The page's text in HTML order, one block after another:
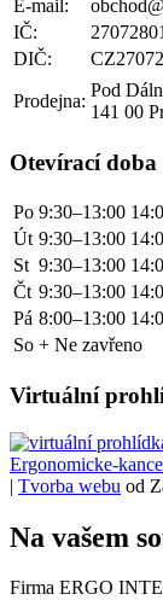
E-mail:
IČ:
27072801
DIČ:
Prodejna:
Pod
141 00
Otevírací doba
Po 9:30–13:00
Út 9:30–13:00
St 9:30–13:00
Čt 9:30–13:00
Pá 8:00–13:00
So + Ne zavřeno
Virtuální
Ergonomicke-
| Tvorba webu od
Na vašem
Firma ERGO